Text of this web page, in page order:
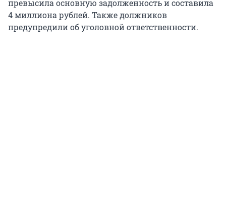
превысила основную задолженность и составила
4 миллиона рублей. Также должников
предупредили об уголовной ответственности.